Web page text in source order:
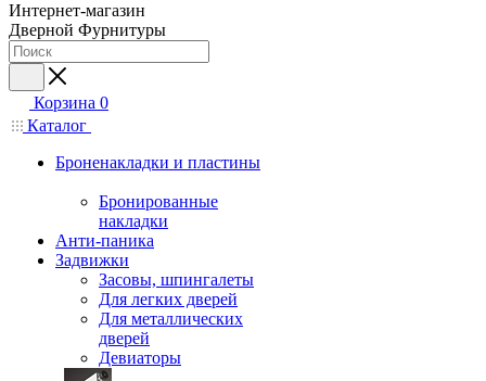
Интернет-магазин
Дверной Фурнитуры
Корзина 0
Каталог
Броненакладки и пластины
Бронированные
накладки
Анти-паника
Задвижки
Засовы, шпингалеты
Для легких дверей
Для металлических
дверей
Девиаторы